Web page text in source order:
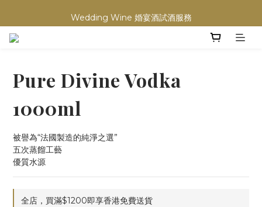
買滿任何酒類 六支 或買滿 $1200 (不限支數) 皆可享免費送貨
Wedding Wine 婚宴酒試酒服務
買滿任何酒類 六支 或買滿 $1200 (不限支數) 皆可享免費送貨
Pure Divine Vodka
1000ml
被譽為“法國製造的純淨之選”
五次蒸餾工藝
優質水源
全店，買滿$1200即享香港免費送貨